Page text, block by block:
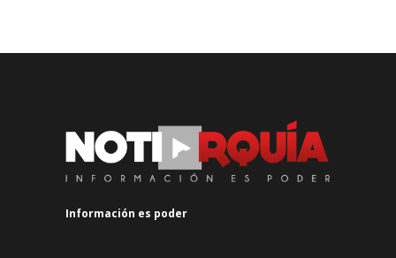
Información es poder